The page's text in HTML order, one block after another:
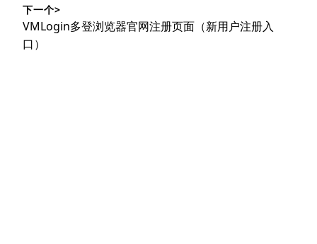
航
文
章：
下一个>
下
篇
VMLogin多登浏览器官网注册页面（新用户注册入
口）